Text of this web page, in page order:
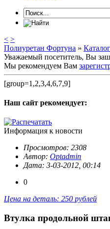
< >
Полиуретан Фортуна » Каталог
Уважаемый посетитель, Вы
Мы рекомендуем Вам
[group=1,2,3,4,6,7,9]
Наш сайт рекомендует:
Информация к новости
Просмотров: 2308
Автор: Optadmin
Дата: 3-03-2012, 00:14
0
Цена на деталь: 250 рублей
Втулка продольной